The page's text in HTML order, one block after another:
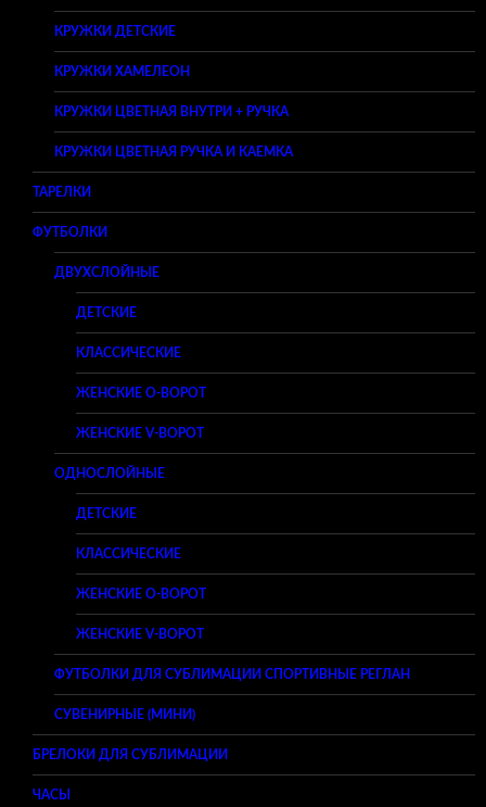
КРУЖКИ ДЕТСКИЕ
КРУЖКИ ХАМЕЛЕОН
КРУЖКИ ЦВЕТНАЯ ВНУТРИ + РУЧКА
КРУЖКИ ЦВЕТНАЯ РУЧКА И КАЕМКА
ТАРЕЛКИ
ФУТБОЛКИ
ДВУХСЛОЙНЫЕ
ДЕТСКИЕ
КЛАССИЧЕСКИЕ
ЖЕНСКИЕ O-ВОРОТ
ЖЕНСКИЕ V-ВОРОТ
ОДНОСЛОЙНЫЕ
ДЕТСКИЕ
КЛАССИЧЕСКИЕ
ЖЕНСКИЕ O-ВОРОТ
ЖЕНСКИЕ V-ВОРОТ
ФУТБОЛКИ ДЛЯ СУБЛИМАЦИИ СПОРТИВНЫЕ РЕГЛАН
СУВЕНИРНЫЕ (МИНИ)
БРЕЛОКИ ДЛЯ СУБЛИМАЦИИ
ЧАСЫ